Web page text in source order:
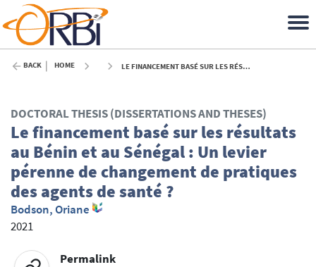
BACK HOME LE FINANCEMENT BASÉ SUR LES RÉSULTATS AU BÉNIN ET AU SÉNÉGAL : UN LEVIER PÉRENNE DE CHANGEMENT DE PRATIQUES DES AGENTS DE SANTÉ ? - 2021
DOCTORAL THESIS (DISSERTATIONS AND THESES)
Le financement basé sur les résultats
au Bénin et au Sénégal : Un levier
pérenne de changement de pratiques
des agents de santé ?
Bodson, Oriane
2021
Permalink